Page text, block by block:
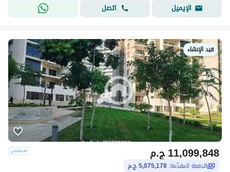
الإيميل
اتصل
قيد الإنشاء
ج.م11,099,848
الدفعة المقدّمة: 5,075,178 ج.م